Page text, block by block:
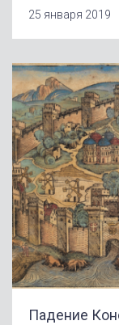
25 января 2019
Падение